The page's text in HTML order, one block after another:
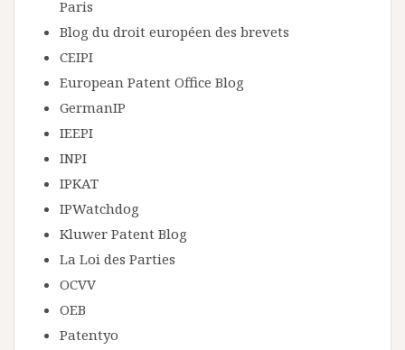
Paris
Blog du droit européen des brevets
CEIPI
European Patent Office Blog
GermanIP
IEEPI
INPI
IPKAT
IPWatchdog
Kluwer Patent Blog
La Loi des Parties
OCVV
OEB
Patentyo